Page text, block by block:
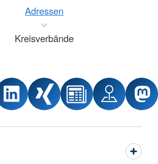
Adressen
Kreisverbände